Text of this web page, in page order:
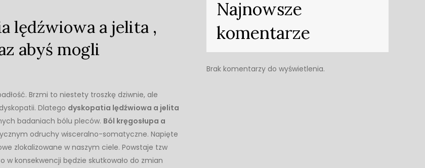
lędźwiowa a jelita ,
abyś mogli
Brzmi to niestety troszkę dziwnie, ale
Dlatego dyskopatia lędźwiowa a jelita
badaniach bólu pleców. Ból kręgosłupa a
odruchy wisceralno-somatyczne. Napięte
zlokalizowane w naszym ciele. Powstaje tzw
w konsekwencji będzie skutkowało do zmian
Najnowsze
komentarze
Brak komentarzy do wyświetlenia.